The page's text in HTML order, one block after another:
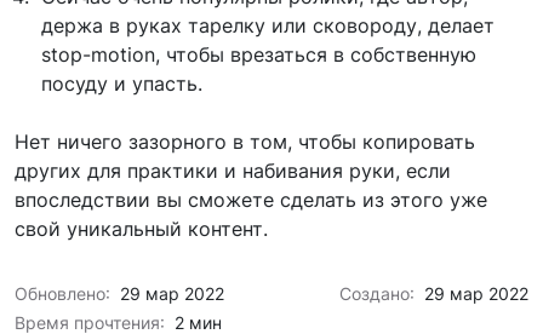
держа в руках тарелку или сковороду, делает
stop-motion, чтобы врезаться в собственную
посуду и упасть.
Нет ничего зазорного в том, чтобы копировать
других для практики и набивания руки, если
впоследствии вы сможете сделать из этого уже
свой уникальный контент.
Обновлено: 29 мар 2022 Создано: 29 мар 2022
Время прочтения: 2 мин